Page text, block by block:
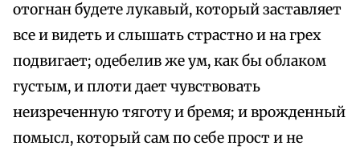
отогнан будете лукавый, который заставляет
все и видеть и слышать страстно и на грех
подвигает; одебелив же ум, как бы облаком
густым, и плоти дает чувствовать
неизреченную тяготу и бремя; и врожденный
помысл, который сам по себе прост и не